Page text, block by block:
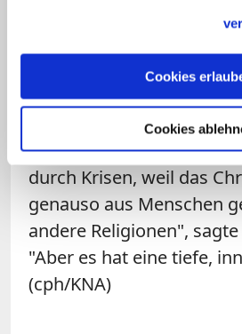
Cookies
Cookies
ihrer Religion, dem
der Wiener Erzbischof.
"diskret daran erinnern",
seit 2.000 Jahren immer
totgesagte Christentum
durch Krisen, weil das
genauso aus Menschen
andere Religionen",
"Aber es hat eine tiefe,
(cph/KNA)